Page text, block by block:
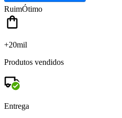
RuimÓtimo
+20mil
Produtos vendidos
Entrega